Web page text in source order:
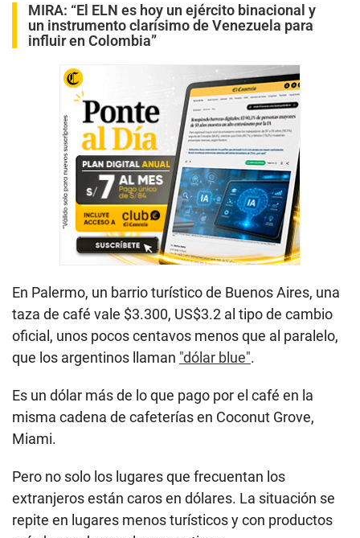
MIRA: “El ELN es hoy un ejército binacional y
un instrumento clarísimo de Venezuela para
influir en Colombia”
En Palermo, un barrio turístico de Buenos Aires, una
taza de café vale $3.300, US$3.2 al tipo de cambio
oficial, unos pocos centavos menos que al paralelo,
que los argentinos llaman "dólar blue".
Es un dólar más de lo que pago por el café en la
misma cadena de cafeterías en Coconut Grove,
Miami.
Pero no solo los lugares que frecuentan los
extranjeros están caros en dólares. La situación se
repite en lugares menos turísticos y con productos